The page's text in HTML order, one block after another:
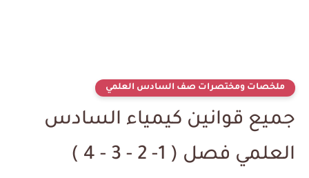
ملخصات ومختصرات صف السادس العلمي
جميع قوانين كيمياء السادس
العلمي فصل ( 1- 2 - 3 - 4 )